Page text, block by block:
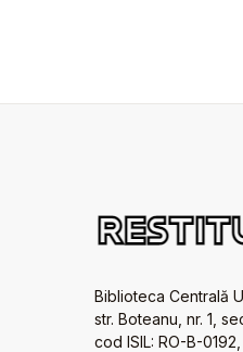
Biblioteca Centrală
str. Boteanu, nr. 1,
cod ISIL: RO-B-